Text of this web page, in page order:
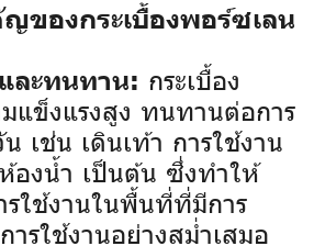
องกระเบื้องพอร์ซเลน
ละทนทาน: กระเบื้อง
แข็งแรงสูง ทนทานต่อการ
เช่น เดินเท้า การใช้งาน
องน้ำ เป็นต้น ซึ่งทำให้
รใช้งานในพื้นที่ที่มีการ
ารใช้งานอย่างสม่ำเสมอ